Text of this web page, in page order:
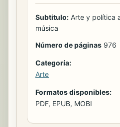
Subtitulo: Arte y política
música
Número de páginas 976
Categoría:
Arte
Formatos disponibles:
PDF, EPUB, MOBI